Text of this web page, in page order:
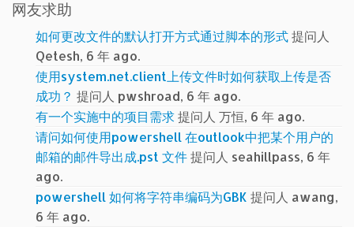
网友求助
如何更改文件的默认打开方式通过脚本的形式提问人
Qetesh, 6 年 ago.
使用system.net.client上传文件时如何获取上传是否
成功？ 提问人 pwshroad, 6 年 ago.
有一个实施中的项目需求提问人 万恒, 6 年 ago.
请问如何使用powershell 在outlook中把某个用户的
邮箱的邮件导出成.pst 文件提问人 seahillpass, 6 年
ago.
powershell 如何将字符串编码为GBK 提问人 awang,
6 年 ago.